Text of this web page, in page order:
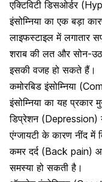
एक्टिविटी डिसओर्डर
इंसोम्निया का एक बड़ा
लाइफस्टाइल में लगातार
शराब की लत और सोन-
इसकी वजह हो सकते हैं।
कमोरबिड इंसोम्निया
इंसोम्निया का यह
डिप्रेशन (Depression)
एंग्जायटी के कारण नींद में
कमर दर्द(Back pain)
समस्या हो सकती है।